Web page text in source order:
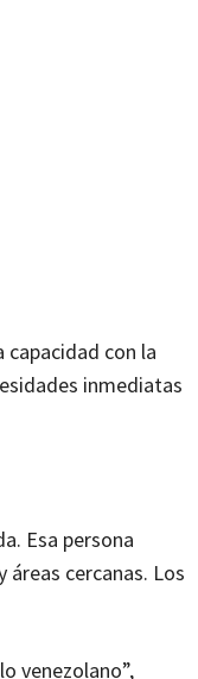
con la
inmediatas
Esa persona
áreas cercanas. Los
venezolano”,